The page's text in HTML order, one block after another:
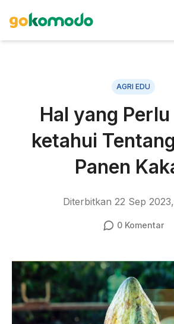
AGRI EDU
Hal yang
ketahui
Panen
Diterbitkan 22 Sep
0Komentar